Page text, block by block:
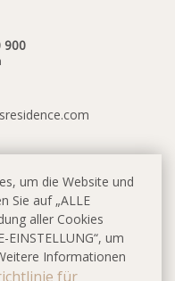
um die Website und
Sie auf „ALLE
aller Cookies
um
Informationen
für
900